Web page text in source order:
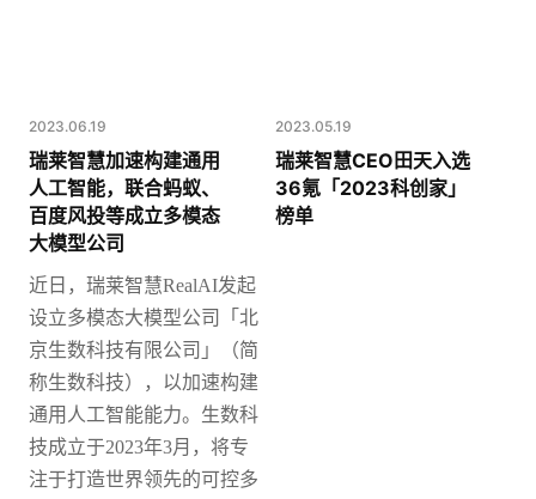
2023.06.19
瑞莱智慧加速构建通用
人工智能，联合蚂蚁、
百度风投等成立多模态
大模型公司
近日，瑞莱智慧RealAI发起
设立多模态大模型公司「北
京生数科技有限公司」（简
称生数科技），以加速构建
通用人工智能能力。 生数科
技成立于2023年3月，将专
注于打造世界领先的可控多
2023.05.19
瑞莱智慧CEO田天入选
36氪「2023科创家」
榜单